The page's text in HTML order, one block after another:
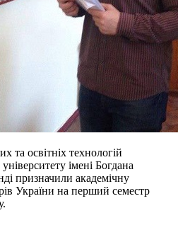
та освітніх технологій
імені Богдана
призначили академічну
України на перший семестр